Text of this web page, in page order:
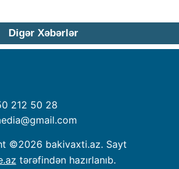
Digər Xəbərlər
212 50 28
@gmail.com
©2026 bakivaxti.az. Sayt
tərəfindən hazırlanıb.